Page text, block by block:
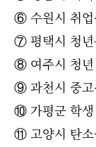
⑥ 수원시 취업
⑦ 평택시 청년
⑧ 여주시 청년
⑨ 과천시 중고
⑩ 가평군 학생
⑪ 고양시 탄소